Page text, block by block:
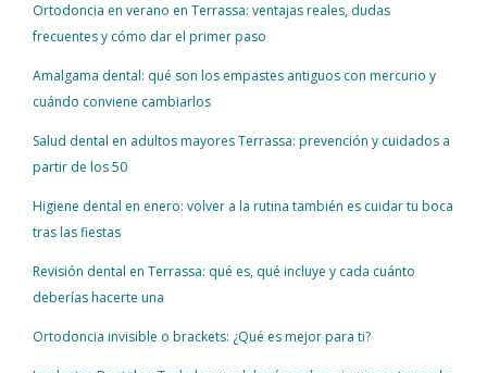
Ortodoncia en verano en Terrassa: ventajas reales, dudas
frecuentes y cómo dar el primer paso
Amalgama dental: qué son los empastes antiguos con mercurio y
cuándo conviene cambiarlos
Salud dental en adultos mayores Terrassa: prevención y cuidados a
partir de los 50
Higiene dental en enero: volver a la rutina también es cuidar tu boca
tras las fiestas
Revisión dental en Terrassa: qué es, qué incluye y cada cuánto
deberías hacerte una
Ortodoncia invisible o brackets: ¿Qué es mejor para ti?